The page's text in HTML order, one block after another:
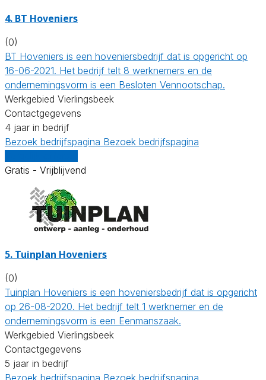
4. BT Hoveniers
(0)
BT Hoveniers is een hoveniersbedrijf dat is opgericht op
16-06-2021. Het bedrijf telt 8 werknemers en de
ondernemingsvorm is een Besloten Vennootschap.
Werkgebied Vierlingsbeek
Contactgegevens
4 jaar in bedrijf
Bezoek bedrijfspagina Bezoek bedrijfspagina
Gratis - Vrijblijvend
5. Tuinplan Hoveniers
(0)
Tuinplan Hoveniers is een hoveniersbedrijf dat is opgericht
op 26-08-2020. Het bedrijf telt 1 werknemer en de
ondernemingsvorm is een Eenmanszaak.
Werkgebied Vierlingsbeek
Contactgegevens
5 jaar in bedrijf
Bezoek bedrijfspagina Bezoek bedrijfspagina